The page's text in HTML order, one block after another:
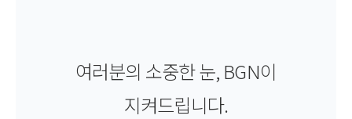
여러분의 소중한 눈, BGN이
지켜드립니다.